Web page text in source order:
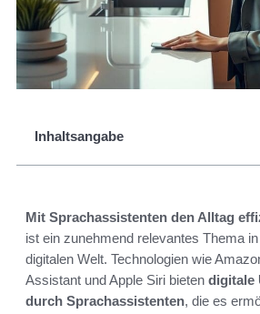
Inhaltsangabe
Mit Sprachassistenten den Alltag
ist ein zunehmend relevantes Thema
digitalen Welt. Technologien wie
Assistant und Apple Siri bieten digitale
durch Sprachassistenten, die es